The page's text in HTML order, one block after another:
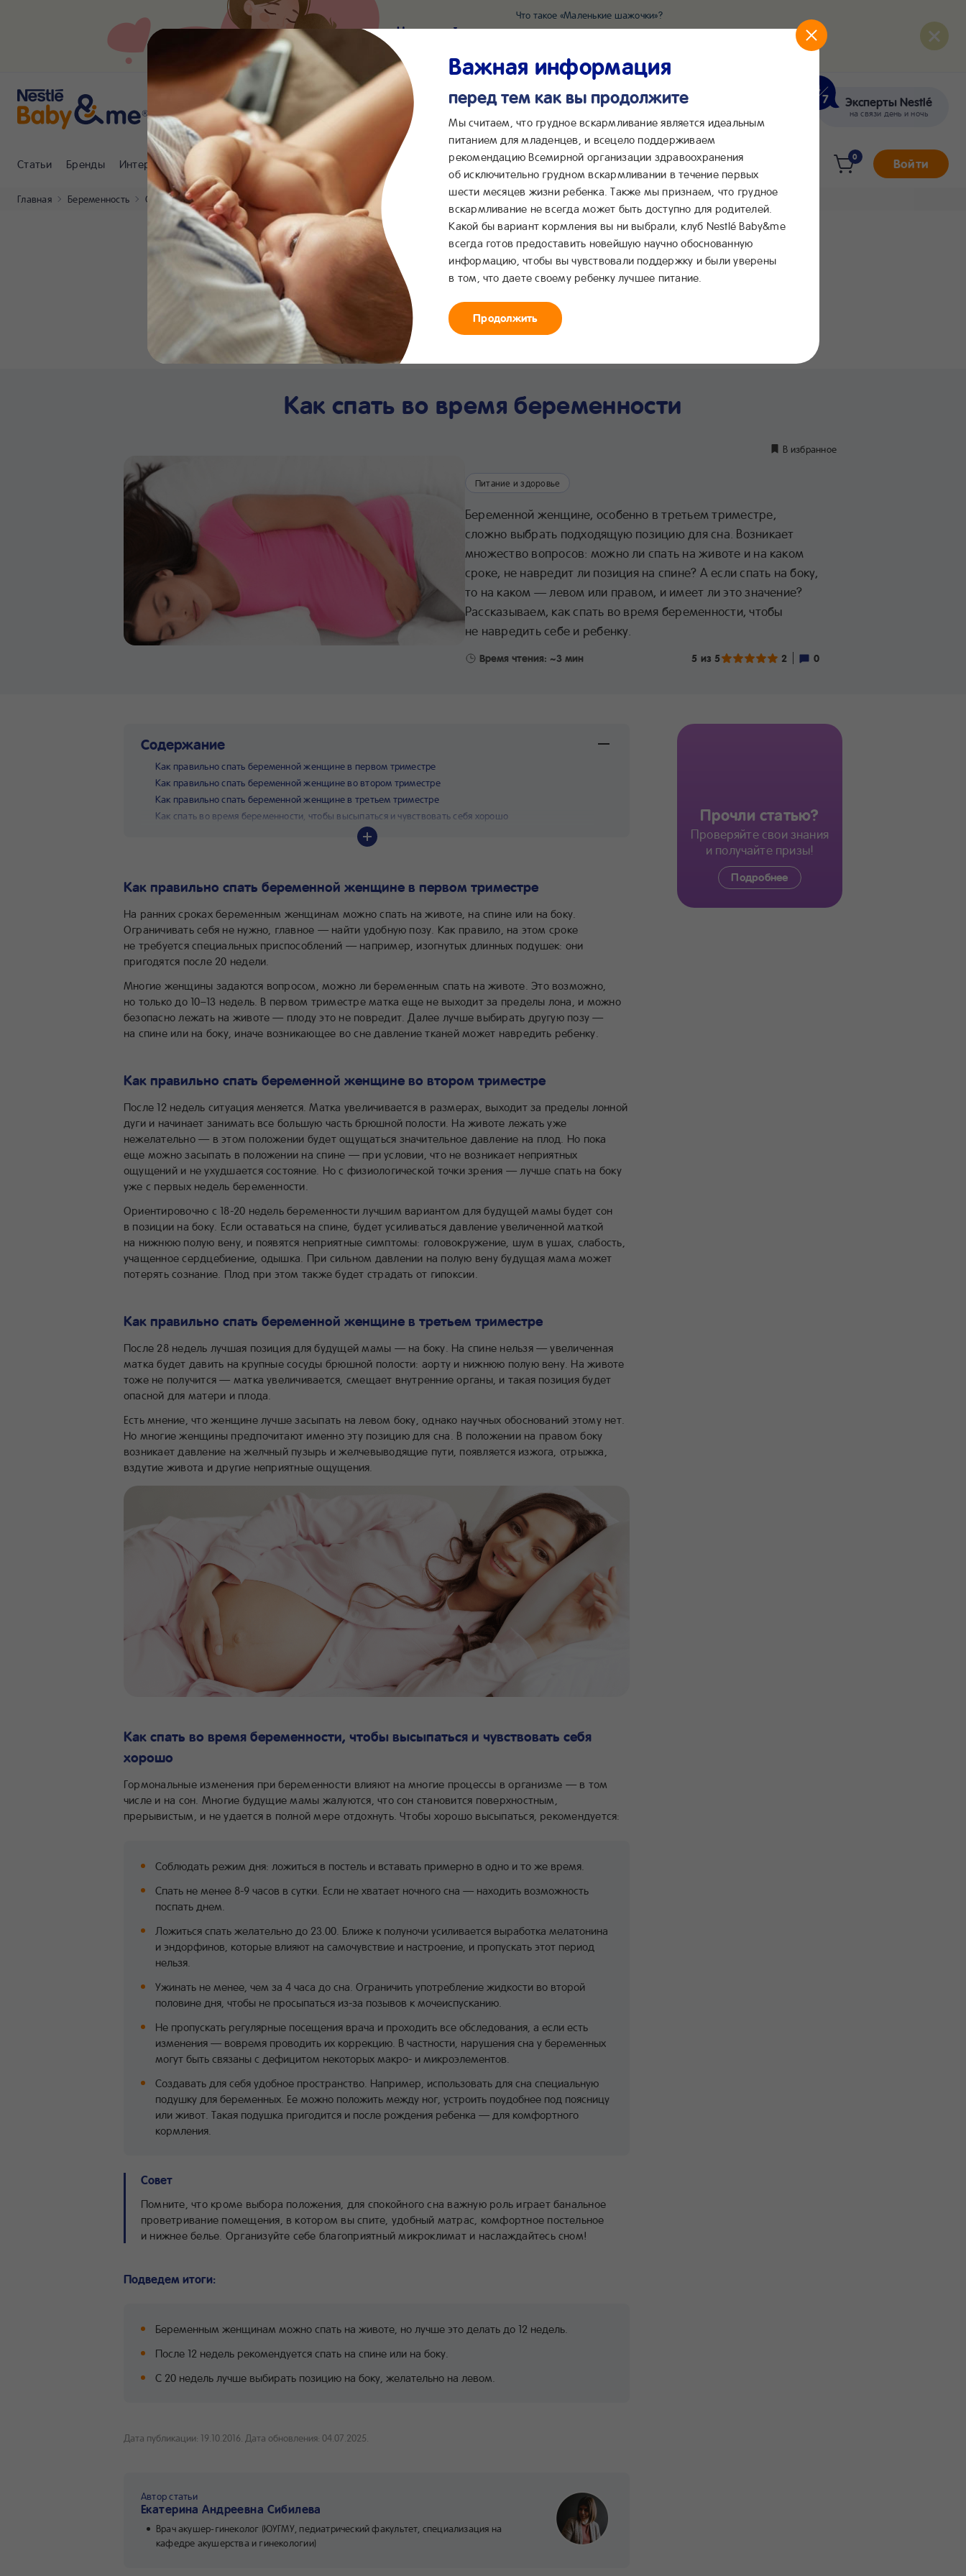
Что такое «Маленькие шажочки»?
Наш новый суперсервис для отслеживания развития вашего малыша
*2055 Сообщения в ВКонтакте Эксперты Nestlé
на связи день и ночь
Статьи Бренды Интернет-магазин Клуб Nestlé Baby&me Сервисы Бейбимания
0 Войти
Главная Беременность Статьи Как спать во время беременности
Бейбимания Что нового
Интернет-
магазин
Линия заботы
Как спать во время беременности
В избранное
Питание и здоровье
Беременной женщине, особенно в третьем триместре,
сложно выбрать подходящую позицию для сна. Возникает
множество вопросов: можно ли спать на животе и на каком
сроке, не навредит ли позиция на спине? А если спать на боку,
то на каком — левом или правом, и имеет ли это значение?
Рассказываем, как спать во время беременности, чтобы
не навредить себе и ребенку.
Время чтения: ~3 мин 5 из 5 2 0
Содержание
Как правильно спать беременной женщине в первом триместре
Как правильно спать беременной женщине во втором триместре
Как правильно спать беременной женщине в третьем триместре
Как спать во время беременности, чтобы высыпаться и чувствовать себя хорошо
Как правильно спать беременной женщине в первом триместре
На ранних сроках беременным женщинам можно спать на животе, на спине или на боку.
Ограничивать себя не нужно, главное — найти удобную позу. Как правило, на этом сроке
не требуется специальных приспособлений — например, изогнутых длинных подушек: они
пригодятся после 20 недели.
Многие женщины задаются вопросом, можно ли беременным спать на животе. Это возможно,
но только до 10–13 недель. В первом триместре матка еще не выходит за пределы лона, и можно
безопасно лежать на животе — плоду это не повредит. Далее лучше выбирать другую позу —
на спине или на боку, иначе возникающее во сне давление тканей может навредить ребенку.
Как правильно спать беременной женщине во втором триместре
После 12 недель ситуация меняется. Матка увеличивается в размерах, выходит за пределы лонной
дуги и начинает занимать все большую часть брюшной полости. На животе лежать уже
нежелательно — в этом положении будет ощущаться значительное давление на плод. Но пока
еще можно засыпать в положении на спине — при условии, что не возникает неприятных
ощущений и не ухудшается состояние. Но с физиологической точки зрения — лучше спать на боку
уже с первых недель беременности.
Ориентировочно с 18-20 недель беременности лучшим вариантом для будущей мамы будет сон
в позиции на боку. Если оставаться на спине, будет усиливаться давление увеличенной маткой
на нижнюю полую вену, и появятся неприятные симптомы: головокружение, шум в ушах, слабость,
учащенное сердцебиение, одышка. При сильном давлении на полую вену будущая мама может
потерять сознание. Плод при этом также будет страдать от гипоксии.
Как правильно спать беременной женщине в третьем триместре
После 28 недель лучшая позиция для будущей мамы — на боку. На спине нельзя — увеличенная
матка будет давить на крупные сосуды брюшной полости: аорту и нижнюю полую вену. На животе
тоже не получится — матка увеличивается, смещает внутренние органы, и такая позиция будет
опасной для матери и плода.
Есть мнение, что женщине лучше засыпать на левом боку, однако научных обоснований этому нет.
Но многие женщины предпочитают именно эту позицию для сна. В положении на правом боку
возникает давление на желчный пузырь и желчевыводящие пути, появляется изжога, отрыжка,
вздутие живота и другие неприятные ощущения.
Как спать во время беременности, чтобы высыпаться и чувствовать себя
хорошо
Гормональные изменения при беременности влияют на многие процессы в организме — в том
числе и на сон. Многие будущие мамы жалуются, что сон становится поверхностным,
прерывистым, и не удается в полной мере отдохнуть. Чтобы хорошо высыпаться, рекомендуется:
Соблюдать режим дня: ложиться в постель и вставать примерно в одно и то же время.
Спать не менее 8-9 часов в сутки. Если не хватает ночного сна — находить возможность
поспать днем.
Ложиться спать желательно до 23.00. Ближе к полуночи усиливается выработка мелатонина
и эндорфинов, которые влияют на самочувствие и настроение, и пропускать этот период
нельзя.
Ужинать не менее, чем за 4 часа до сна. Ограничить употребление жидкости во второй
половине дня, чтобы не просыпаться из-за позывов к мочеиспусканию.
Не пропускать регулярные посещения врача и проходить все обследования, а если есть
изменения — вовремя проводить их коррекцию. В частности, нарушения сна у беременных
могут быть связаны с дефицитом некоторых макро- и микроэлементов.
Создавать для себя удобное пространство. Например, использовать для сна специальную
подушку для беременных. Ее можно положить между ног, устроить поудобнее под поясницу
или живот. Такая подушка пригодится и после рождения ребенка — для комфортного
кормления.
Совет
Помните, что кроме выбора положения, для спокойного сна важную роль играет банальное
проветривание помещения, в котором вы спите, удобный матрас, комфортное постельное
и нижнее белье. Организуйте себе благоприятный микроклимат и наслаждайтесь сном!
Подведем итоги:
Беременным женщинам можно спать на животе, но лучше это делать до 12 недель.
После 12 недель рекомендуется спать на спине или на боку.
С 20 недель лучше выбирать позицию на боку, желательно на левом.
Дата публикации: 19.10.2016. Дата обновления: 04.07.2025.
Автор статьи
Екатерина Андреевна Сибилева
Врач акушер-гинеколог (ЮУГМУ, педиатрический факультет, специализация на
кафедре акушерства и гинекологии)
Прочли статью?
Проверяйте свои знания
и получайте призы!
Подробнее
Важная информация
перед тем как вы продолжите
Мы считаем, что грудное вскармливание является идеальным
питанием для младенцев, и всецело поддерживаем
рекомендацию Всемирной организации здравоохранения
об исключительно грудном вскармливании в течение первых
шести месяцев жизни ребенка. Также мы признаем, что грудное
вскармливание не всегда может быть доступно для родителей.
Какой бы вариант кормления вы ни выбрали, клуб Nestlé Baby&me
всегда готов предоставить новейшую научно обоснованную
информацию, чтобы вы чувствовали поддержку и были уверены
в том, что даете своему ребенку лучшее питание.
Продолжить